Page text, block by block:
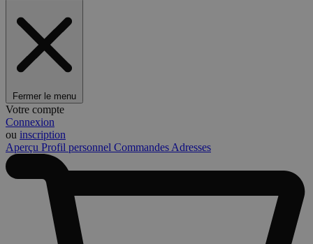
Fermer le menu
Votre compte
Connexion
ou inscription
Aperçu Profil personnel Commandes Adresses